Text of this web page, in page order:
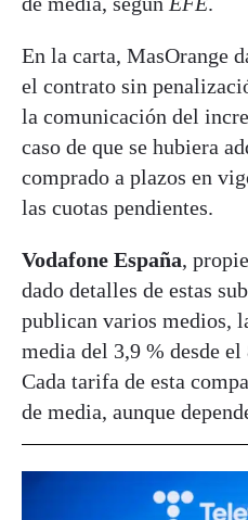
En la carta, MasOrange
el contrato sin
la comunicación del
caso de que se hubiera
comprado a plazos en
las cuotas pendientes.
Vodafone España,
dado detalles de estas
publican varios medios,
media del 3,9 % desde
Cada tarifa de esta
de media, aunque